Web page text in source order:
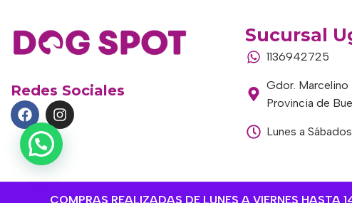
COMPRAS REALIZADAS DE LUNES A VIERNES HASTA
Redes Sociales
Sucursal
1136942725
Gdor. Marcelino
Provincia de
Lunes a